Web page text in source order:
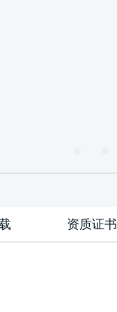
资质证书